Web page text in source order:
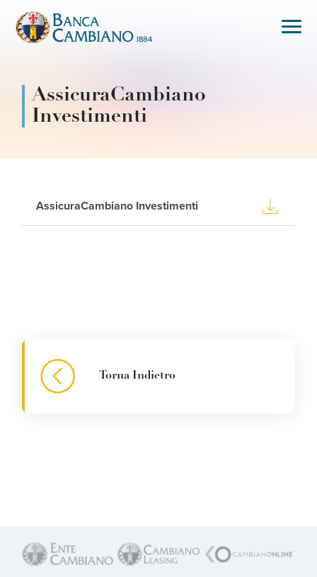
AssicuraCambiano
Investimenti
AssicuraCambiano Investimenti
Torna Indietro